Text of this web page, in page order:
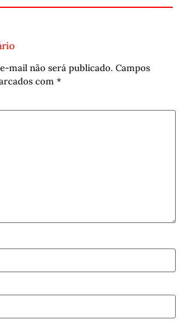
mail não será publicado. Campos
com *